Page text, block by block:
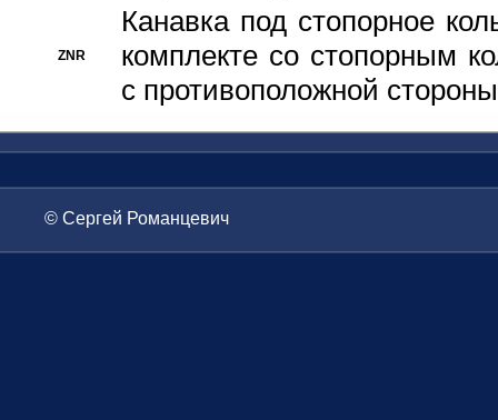
ZNR
Канавка под стопорное
комплекте со стопорным
с противоположной стороны
© Сергей Романцевич